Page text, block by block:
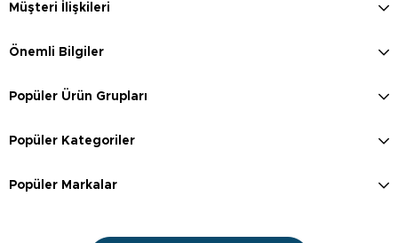
Müşteri İlişkileri
Önemli Bilgiler
Popüler Ürün Grupları
Popüler Kategoriler
Popüler Markalar